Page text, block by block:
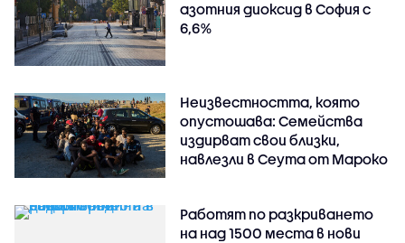
азотния диоксид в София с
6,6%
Неизвестността, която
опустошава: Семейства
издирват свои близки,
навлезли в Сеута от Мароко
Работят по разкриването
на над 1500 места в нови